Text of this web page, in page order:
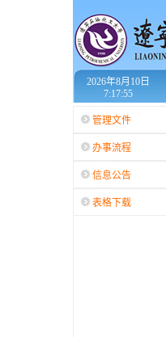
2026年8月10日
7:17:55
管理文件
办事流程
信息公告
表格下载